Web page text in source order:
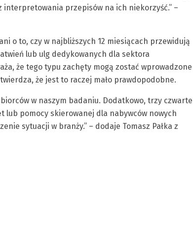
przepisów na ich niekorzyść.” –
o to, czy w najbliższych 12 miesiącach przewidują
lub ulg dedykowanych dla sektora
że tego typu zachęty mogą zostać wprowadzone
że jest to raczej mało prawdopodobne.
w naszym badaniu. Dodatkowo, trzy czwarte
lub pomocy skierowanej dla nabywców nowych
sytuacji w branży.” – dodaje Tomasz Pałka z